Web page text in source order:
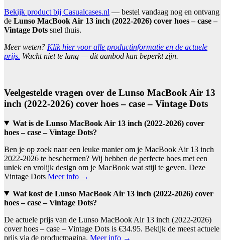
Bekijk product bij Casualcases.nl — bestel vandaag nog en ontvang
de Lunso MacBook Air 13 inch (2022-2026) cover hoes – case –
Vintage Dots snel thuis.
Meer weten? Klik hier voor alle productinformatie en de actuele
prijs. Wacht niet te lang — dit aanbod kan beperkt zijn.
Veelgestelde vragen over de Lunso MacBook Air 13
inch (2022-2026) cover hoes – case – Vintage Dots
Wat is de Lunso MacBook Air 13 inch (2022-2026) cover
hoes – case – Vintage Dots?
Ben je op zoek naar een leuke manier om je MacBook Air 13 inch
2022-2026 te beschermen? Wij hebben de perfecte hoes met een
uniek en vrolijk design om je MacBook wat stijl te geven. Deze
Vintage Dots Meer info →
Wat kost de Lunso MacBook Air 13 inch (2022-2026) cover
hoes – case – Vintage Dots?
De actuele prijs van de Lunso MacBook Air 13 inch (2022-2026)
cover hoes – case – Vintage Dots is €34.95. Bekijk de meest actuele
prijs via de productpagina. Meer info →